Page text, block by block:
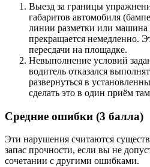
Выезд за границы
габаритов автомобиля
линии разметки или машина
прекращается немедленно.
пересдачи на площадке.
Невыполнение условий
водитель отказался
развернуться в
сделать это в один приём
Средние ошибки (3 балла)
Эти нарушения считаются
запас прочности, если вы не
сочетании с другими ошибками.